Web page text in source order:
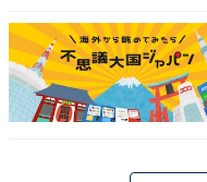
こちらもおすすめ
「身長
位は「榮